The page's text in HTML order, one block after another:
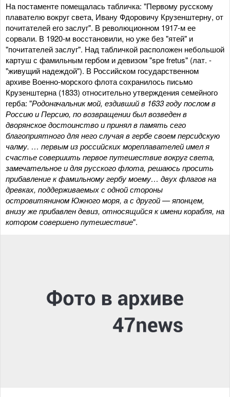
На постаменте помещалась табличка: "Первому русскому
плавателю вокруг света, Ивану Фдоровичу Крузенштерну, от
почитателей его заслуг". В революционном 1917-м ее
сорвали. В 1920-м восстановили, но уже без "ятей" и
"почитателей заслуг". Над табличкой расположен небольшой
картуш с фамильным гербом и девизом "spe fretus" (лат. -
"живущий надеждой"). В Российском государственном
архиве Военно-морского флота сохранилось письмо
Крузенштерна (1833) относительно утверждения семейного
герба: "Родоначальник мой, ездивший в 1633 году послом в
Россию и Персию, по возвращении был возведен в
дворянское достоинство и принял в память сего
благоприятного для него случая в гербе своем персидскую
чалму. … первым из российских мореплавателей имел я
счастье совершить первое путешествие вокруг света,
замечательное и для русского флота, решаюсь просить
прибавление к фамильному гербу моему… двух флагов на
древках, поддерживаемых с одной стороны
островитянином Южного моря, а с другой — японцем,
внизу же прибавлен девиз, относящийся к имени корабля, на
котором совершено путешествие".